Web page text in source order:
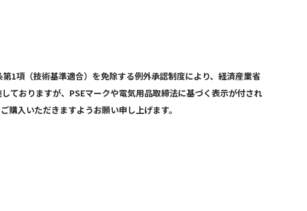
1項（技術基準適合）を免除する例外承認制度により、経済産業省
ておりますが、PSEマークや電気用品取締法に基づく表示が付され
購入いただきますようお願い申し上げます。